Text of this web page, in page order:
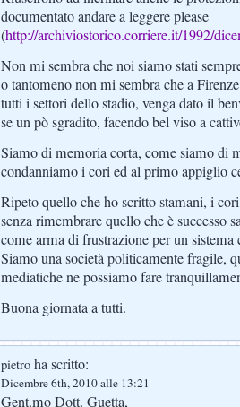
documentato andare a leggere please
(http://archiviostorico.corriere.it/1992/
Non mi sembra che noi siamo stati
o tantomeno non mi sembra che a
tutti i settori dello stadio, venga dato il
se un pò sgradito, facendo bel viso a
Siamo di memoria corta, come siamo di
condanniamo i cori ed al primo appiglio
Ripeto quello che ho scritto stamani, i
senza rimembrare quello che è successo
come arma di frustrazione per un sistema
Siamo una società politicamente fragile,
mediatiche ne possiamo fare
Buona giornata a tutti.
pietro ha scritto:
Dicembre 6th, 2010 alle 13:21
Gent.mo Dott. Guetta,